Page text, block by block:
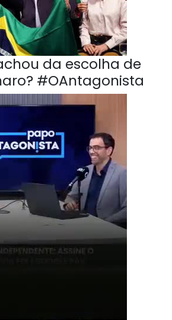
da escolha de
#OAntagonista